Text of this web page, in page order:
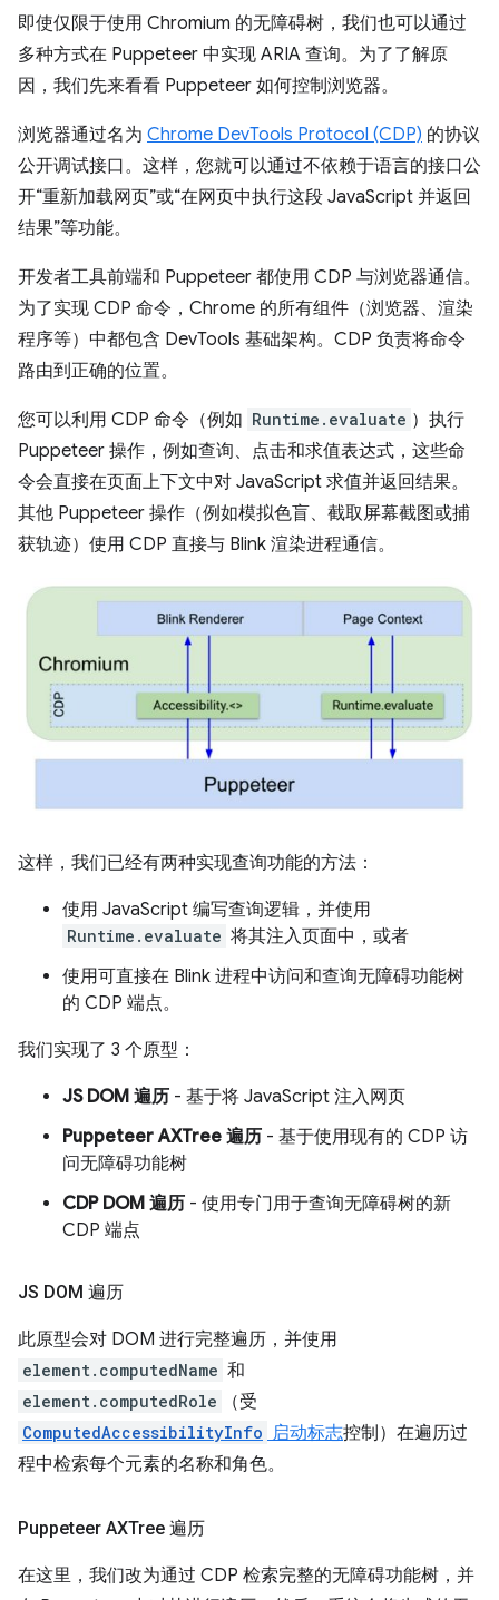
即使仅限于使用 Chromium 的无障碍树，我们也可以通过
多种方式在 Puppeteer 中实现 ARIA 查询。为了了解原
因，我们先来看看 Puppeteer 如何控制浏览器。
浏览器通过名为 Chrome DevTools Protocol (CDP) 的协议
公开调试接口。这样，您就可以通过不依赖于语言的接口公
开“重新加载网页”或“在网页中执行这段 JavaScript 并返回
结果”等功能。
开发者工具前端和 Puppeteer 都使用 CDP 与浏览器通信。
为了实现 CDP 命令，Chrome 的所有组件（浏览器、渲染
程序等）中都包含 DevTools 基础架构。CDP 负责将命令
路由到正确的位置。
您可以利用 CDP 命令（例如 Runtime.evaluate ）执行
Puppeteer 操作，例如查询、点击和求值表达式，这些命
令会直接在页面上下文中对 JavaScript 求值并返回结果。
其他 Puppeteer 操作（例如模拟色盲、截取屏幕截图或捕
获轨迹）使用 CDP 直接与 Blink 渲染进程通信。
这样，我们已经有两种实现查询功能的方法：
使用 JavaScript 编写查询逻辑，并使用
Runtime.evaluate 将其注入页面中，或者
使用可直接在 Blink 进程中访问和查询无障碍功能树
的 CDP 端点。
我们实现了 3 个原型：
JS DOM 遍历 - 基于将 JavaScript 注入网页
Puppeteer AXTree 遍历 - 基于使用现有的 CDP 访
问无障碍功能树
CDP DOM 遍历 - 使用专门用于查询无障碍树的新
CDP 端点
JS DOM 遍历
此原型会对 DOM 进行完整遍历，并使用
element.computedName 和
element.computedRole （受
ComputedAccessibilityInfo 启动标志控制）在遍历过
程中检索每个元素的名称和角色。
Puppeteer AXTree 遍历
在这里，我们改为通过 CDP 检索完整的无障碍功能树，并